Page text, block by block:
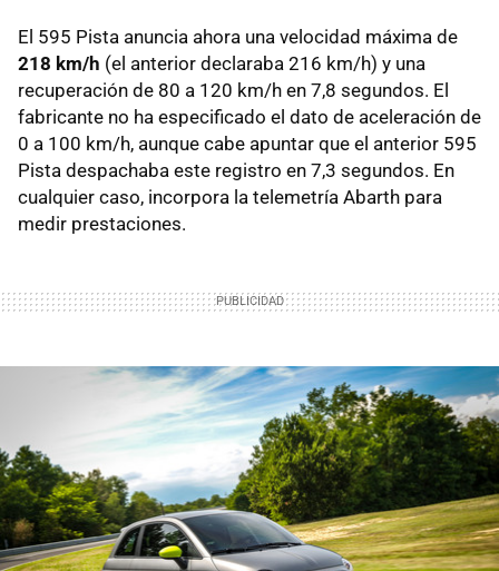
El 595 Pista anuncia ahora una velocidad máxima de
218 km/h (el anterior declaraba 216 km/h) y una
recuperación de 80 a 120 km/h en 7,8 segundos. El
fabricante no ha especificado el dato de aceleración de
0 a 100 km/h, aunque cabe apuntar que el anterior 595
Pista despachaba este registro en 7,3 segundos. En
cualquier caso, incorpora la telemetría Abarth para
medir prestaciones.